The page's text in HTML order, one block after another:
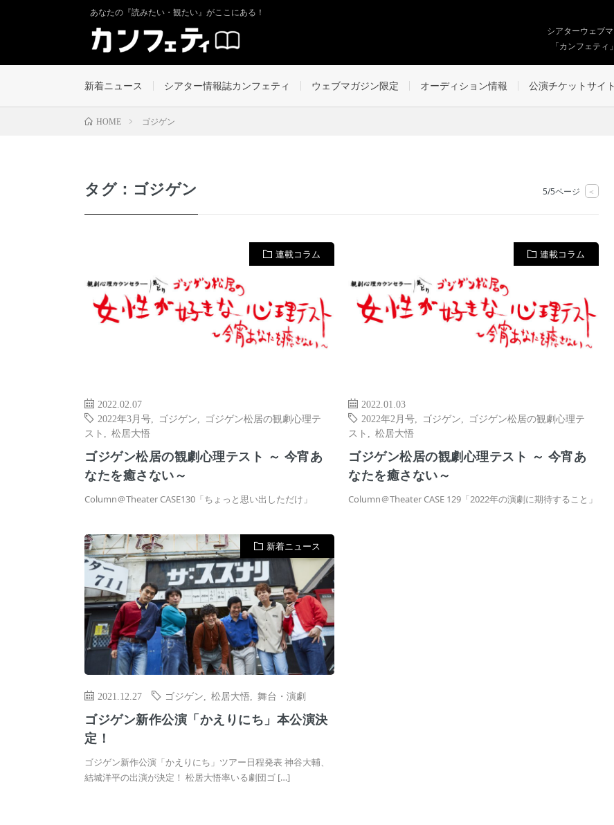
あなたの『読みたい・観たい』がここにある！
シアターウェブ
「カンフェティ
新着ニュース シアター情報誌カンフェティ ウェブマガジン限定 オーディション情報 公演チケットサイ
HOME ゴジゲン
タグ：ゴジゲン 5/5ページ <
連載コラム
2022.02.07
2022年3月号
ゴジゲン
ゴジゲン松居の観劇心理テ
スト
松居大悟
ゴジゲン松居の観劇心理テスト ～ 今宵あ
なたを癒さない～
Column＠Theater CASE130「ちょっと思い出しただけ」
連載コラム
2022.01.03
2022年2月号
ゴジゲン
ゴジゲン松居の観劇心理テ
スト
,松居大悟
ゴジゲン松居の観劇心理テスト ～ 今宵あ
なたを癒さない～
Column＠Theater CASE 129「2022年の演劇に期待すること」
新着ニュース
2021.12.27 ゴジゲン 松居大悟 舞台・演劇
ゴジゲン新作公演「かえりにち」本公演決
定！
ゴジゲン新作公演「かえりにち」ツアー日程発表 神谷大輔、
結城洋平の出演が決定！ 松居大悟率いる劇団ゴ […]